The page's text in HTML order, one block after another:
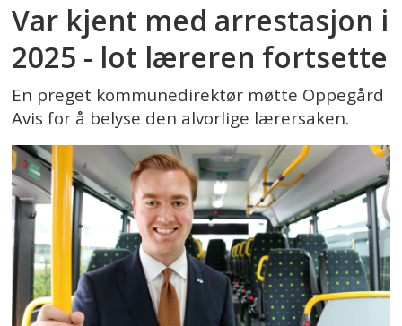
Var kjent med arrestasjon i
2025 - lot læreren fortsette
En preget kommunedirektør møtte Oppegård
Avis for å belyse den alvorlige lærersaken.